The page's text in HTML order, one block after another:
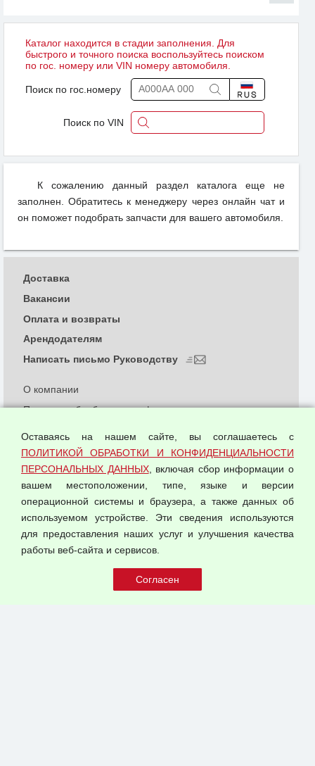
Каталог находится в стадии заполнения. Для
быстрого и точного поиска воспользуйтесь поиском
по гос. номеру или VIN номеру автомобиля.
Поиск по гос.номеру
Поиск по VIN
К сожалению данный раздел каталога еще не
заполнен. Обратитесь к менеджеру через онлайн чат и
он поможет подобрать запчасти для вашего автомобиля.
© 2026 ООО "Феникс"
О компании
Политика обработки и конфиденциальности
Согласием на обработку персональных данных
Оферта оптовой купли-продажи
Публичная оферта
Доставка
Вакансии
Оплата и возвраты
Арендодателям
Написать письмо Руководству
Оставаясь на нашем сайте, вы соглашаетесь с
ПОЛИТИКОЙ ОБРАБОТКИ И КОНФИДЕНЦИАЛЬНОСТИ
ПЕРСОНАЛЬНЫХ ДАННЫХ, включая сбор информации о
вашем местоположении, типе, языке и версии
операционной системы и браузера, а также данных об
используемом устройстве. Эти сведения используются
для предоставления наших услуг и улучшения качества
работы веб-сайта и сервисов.